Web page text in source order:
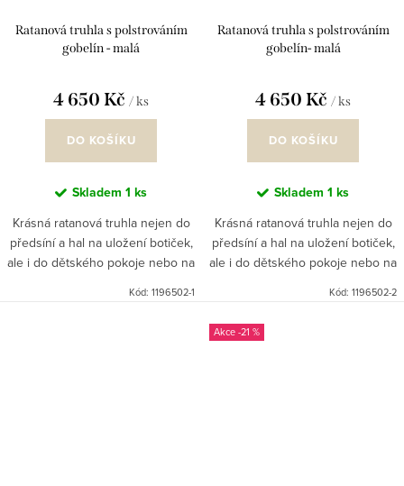
Ratanová truhla s polstrováním
gobelín - malá
4 650 Kč / ks
DO KOŠÍKU
Skladem 1 ks
Krásná ratanová truhla nejen do
předsíní a hal na uložení botiček,
ale i do dětského pokoje nebo na
Kód: 1196502-1
Ratanová truhla s polstrováním
gobelín- malá
4 650 Kč / ks
DO KOŠÍKU
Skladem 1 ks
Krásná ratanová truhla nejen do
předsíní a hal na uložení botiček,
ale i do dětského pokoje nebo na
nejmenším, vrchní díl...
Kód: 1196502-2
-21 %